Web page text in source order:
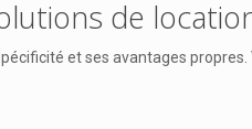
de
et ses avantages